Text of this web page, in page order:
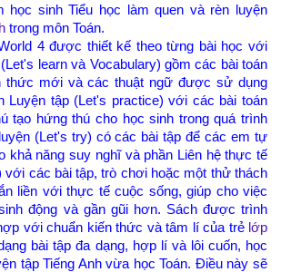
học sinh Tiểu học làm quen và rèn luyện
trong môn Toán.
4 được thiết kế theo từng bài học với
learn và Vocabulary) gồm các bài toán
thức mới và các thuật ngữ được sử dụng
Luyện tập (Let's practice) với các bài toán
tạo hứng thú cho học sinh trong quá trình
(Let's try) có các bài tập để các em tự
khả năng suy nghĩ và phần Liên hệ thực tế
với các bài tập, trò chơi hoặc một thử thách
liền với thực tế cuộc sống, giúp cho việc
động và gần gũi hơn. Sách được trình
với chuẩn kiến thức và tâm lí của trẻ lớp
bài tập đa dạng, hợp lí và lôi cuốn, học
tập Tiếng Anh vừa học Toán. Điều này sẽ